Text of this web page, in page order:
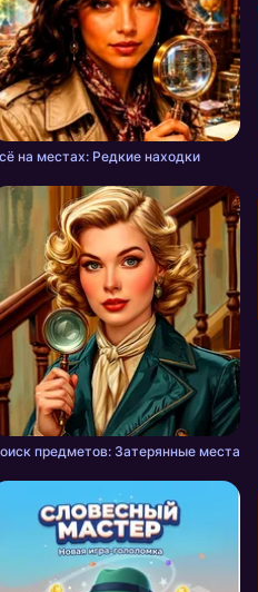
на местах: Редкие находки
предметов: Затерянные места